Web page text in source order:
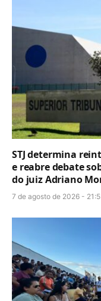
STJ determina
e reabre debate
do juiz Adriano
7 de agosto de 2026 -